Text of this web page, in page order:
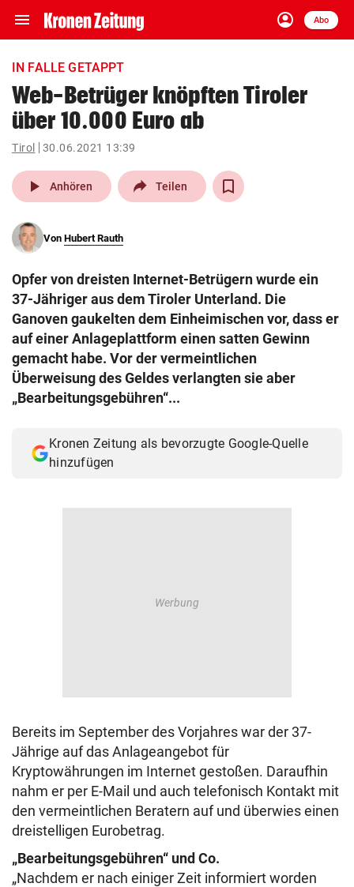
menu Navigation
ein-/ausklappen
account_circle
Anmelden
Abo
close Schließen
account_circle Anmelden
pin_drop
Wien arrow_right
search
eingeben
Muthgasse 2, 1190 Wien
IN FALLE GETAPPT
Web-Betrüger knöpften Tiroler
über 10.000 Euro ab
Tirol 30.06.2021 13:39
play_arrow Anhören Teilen
Von Hubert Rauth
Opfer von dreisten Internet-Betrügern wurde ein
37-Jähriger aus dem Tiroler Unterland. Die
Ganoven gaukelten dem Einheimischen vor, dass er
auf einer Anlageplattform einen satten Gewinn
gemacht habe. Vor der vermeintlichen
Überweisung des Geldes verlangten sie aber
„Bearbeitungsgebühren“...
Kronen Zeitung als bevorzugte Google-Quelle
hinzufügen
Bereits im September des Vorjahres war der 37-
Jährige auf das Anlageangebot für
Kryptowährungen im Internet gestoßen. Daraufhin
nahm er per E-Mail und auch telefonisch Kontakt mit
den vermeintlichen Beratern auf und überwies einen
dreistelligen Eurobetrag.
„Bearbeitungsgebühren“ und Co.
„Nachdem er nach einiger Zeit informiert worden